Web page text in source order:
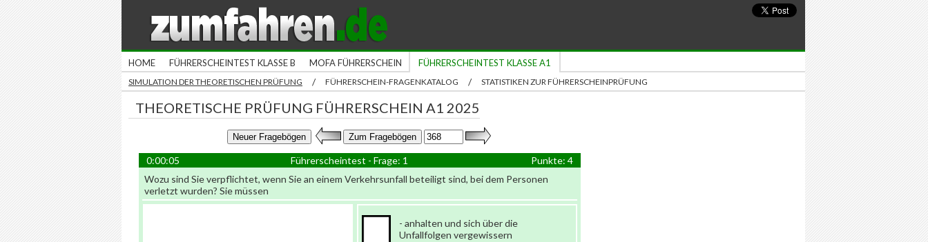
HOME FÜHRERSCHEINTEST KLASSE B MOFA FÜHRERSCHEIN FÜHRERSCHEINTEST KLASSE A1
SIMULATION DER THEORETISCHEN PRÜFUNG / FÜHRERSCHEIN-FRAGENKATALOG / STATISTIKEN ZUR FÜHRERSCHEINPRÜFUNG
THEORETISCHE PRÜFUNG FÜHRERSCHEIN A1 2025
0:00:06 Führerscheintest - Frage: 1
Punkte: 4
Wozu sind Sie verpflichtet, wenn Sie an einem Verkehrsunfall beteiligt sind, bei dem Personen
verletzt wurden? Sie müssen
- anhalten und sich über die
Unfallfolgen vergewissern